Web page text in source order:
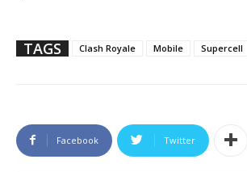
TAGS Clash Royale Mobile Supercell
Facebook Twitter